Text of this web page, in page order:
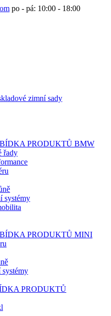
po - pá: 10:00 - 18:00
zimní sady
PRODUKTŮ BMW
řady
systémy
PRODUKTŮ MINI
PRODUKTŮ